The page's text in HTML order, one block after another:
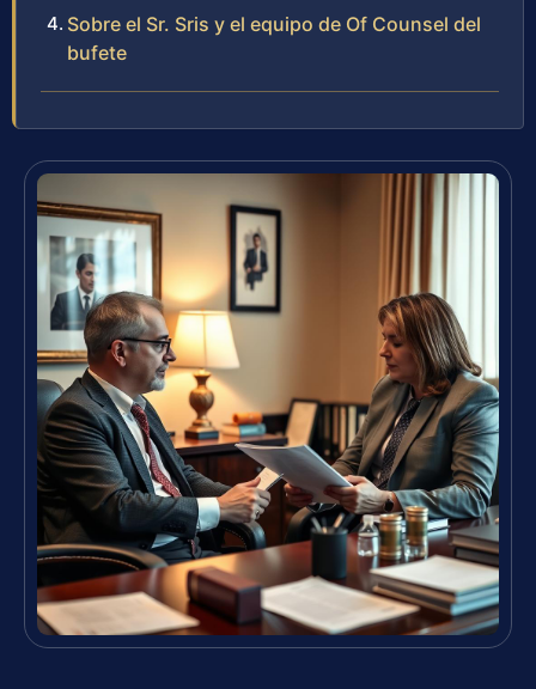
Sobre el Sr. Sris y el equipo de Of Counsel del
bufete